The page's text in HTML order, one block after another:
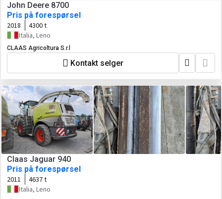
John Deere 8700
Pris på forespørsel
2018
4300 t
Italia, Leno
CLAAS Agricoltura S.r.l
Kontakt selger
Claas Jaguar 940
Pris på forespørsel
2011
4637 t
Italia, Leno